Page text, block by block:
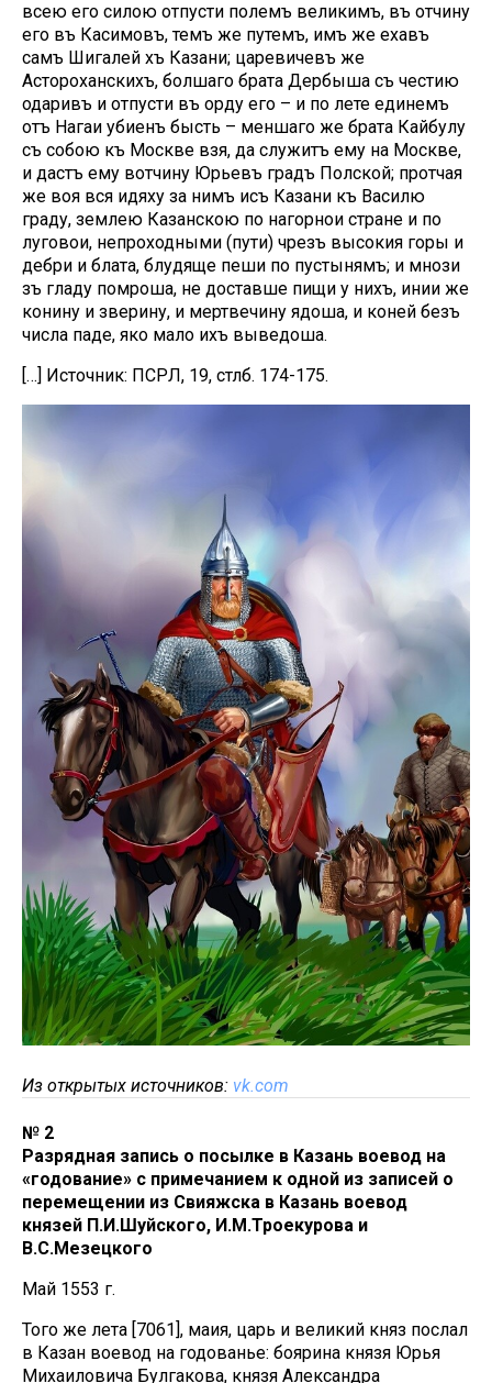
всею его силою отпусти полемъ великимъ, въ отчину
его въ Касимовъ, темъ же путемъ, имъ же ехавъ
самъ Шигалей хъ Казани; царевичевъ же
Астороханскихъ, болшаго брата Дербыша съ честию
одаривъ и отпусти въ орду его – и по лете единемъ
отъ Нагаи убиенъ бысть – меншаго же брата Кайбулу
съ собою къ Москве взя, да служитъ ему на Москве,
и дастъ ему вотчину Юрьевъ градъ Полской; протчая
же воя вся идяху за нимъ исъ Казани къ Василю
граду, землею Казанскою по нагорнои стране и по
луговои, непроходными (пути) чрезъ высокия горы и
дебри и блата, блудяще пеши по пустынямъ; и мнози
зъ гладу помроша, не доставше пищи у нихъ, инии же
конину и зверину, и мертвечину ядоша, и коней безъ
числа паде, яко мало ихъ выведоша.
[…] Источник: ПСРЛ, 19, стлб. 174-175.
Из открытых источников: vk.com
№ 2
Разрядная запись о посылке в Казань воевод на
«годование» с примечанием к одной из записей о
перемещении из Свияжска в Казань воевод
князей П.И.Шуйского, И.М.Троекурова и
В.С.Мезецкого
Май 1553 г.
Того же лета [7061], маия, царь и великий княз послал
в Казан воевод на годованье: боярина князя Юрья
Михаиловича Булгакова, князя Александра